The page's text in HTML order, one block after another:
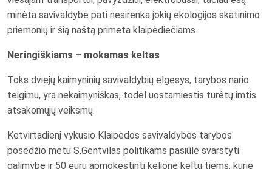
minėta savivaldybė pati nesirenka jokių ekologijos skatinimo
priemonių ir šią naštą primeta klaipėdiečiams.
Neringiškiams – mokamas keltas
Toks dviejų kaimyninių savivaldybių elgesys, tarybos nario
teigimu, yra nekaimyniškas, todėl uostamiestis turėtų imtis
atsakomųjų veiksmų.
Ketvirtadienį vykusio Klaipėdos savivaldybės tarybos
posėdžio metu S.Gentvilas politikams pasiūlė svarstyti
galimybę ir 50 eurų apmokestinti kelionę keltu tiems, kurie